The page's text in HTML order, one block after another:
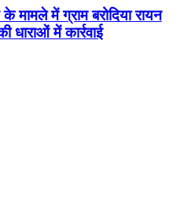
मामले में ग्राम बरोदिया रायन
धाराओं में कार्रवाई